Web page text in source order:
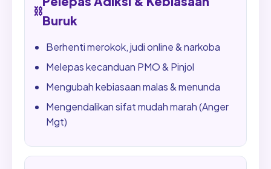
⛓️
Buruk
Berhenti merokok, judi online & narkoba
Melepas kecanduan PMO & Pinjol
Mengubah kebiasaan malas & menunda
Mengendalikan sifat mudah marah (Anger
Mgt)